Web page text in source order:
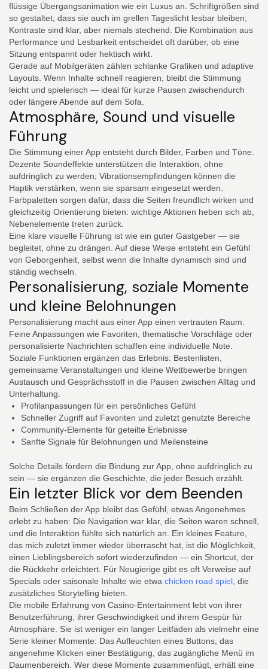
flüssige Übergangsanimation wie ein Luxus an. Schriftgrößen sind
so gestaltet, dass sie auch im grellen Tageslicht lesbar bleiben;
Kontraste sind klar, aber niemals stechend. Die Kombination aus
Performance und Lesbarkeit entscheidet oft darüber, ob eine
Sitzung entspannt oder hektisch wirkt.
Gerade auf Mobilgeräten zählen schlanke Grafiken und adaptive
Layouts. Wenn Inhalte schnell reagieren, bleibt die Stimmung
leicht und spielerisch — ideal für kurze Pausen zwischendurch
oder längere Abende auf dem Sofa.
Atmosphäre, Sound und visuelle
Führung
Die Stimmung einer App entsteht durch Bilder, Farben und Töne.
Dezente Soundeffekte unterstützen die Interaktion, ohne
aufdringlich zu werden; Vibrationsempfindungen können die
Haptik verstärken, wenn sie sparsam eingesetzt werden.
Farbpaletten sorgen dafür, dass die Seiten freundlich wirken und
gleichzeitig Orientierung bieten: wichtige Aktionen heben sich ab,
Nebenelemente treten zurück.
Eine klare visuelle Führung ist wie ein guter Gastgeber — sie
begleitet, ohne zu drängen. Auf diese Weise entsteht ein Gefühl
von Geborgenheit, selbst wenn die Inhalte dynamisch sind und
ständig wechseln.
Personalisierung, soziale Momente
und kleine Belohnungen
Personalisierung macht aus einer App einen vertrauten Raum.
Feine Anpassungen wie Favoriten, thematische Vorschläge oder
personalisierte Nachrichten schaffen eine individuelle Note.
Soziale Funktionen ergänzen das Erlebnis: Bestenlisten,
gemeinsame Veranstaltungen und kleine Wettbewerbe bringen
Austausch und Gesprächsstoff in die Pausen zwischen Alltag und
Unterhaltung.
Profilanpassungen für ein persönliches Gefühl
Schneller Zugriff auf Favoriten und zuletzt genutzte Bereiche
Community-Elemente für geteilte Erlebnisse
Sanfte Signale für Belohnungen und Meilensteine
Solche Details fördern die Bindung zur App, ohne aufdringlich zu
sein — sie ergänzen die Geschichte, die jeder Besuch erzählt.
Ein letzter Blick vor dem Beenden
Beim Schließen der App bleibt das Gefühl, etwas Angenehmes
erlebt zu haben: Die Navigation war klar, die Seiten waren schnell,
und die Interaktion fühlte sich natürlich an. Ein kleines Feature,
das mich zuletzt immer wieder überrascht hat, ist die Möglichkeit,
einen Lieblingsbereich sofort wiederzufinden — ein Shortcut, der
die Rückkehr erleichtert. Für Neugierige gibt es oft Verweise auf
Specials oder saisonale Inhalte wie etwa chicken road spiel , die
zusätzliches Storytelling bieten.
Die mobile Erfahrung von Casino-Entertainment lebt von ihrer
Benutzerführung, ihrer Geschwindigkeit und ihrem Gespür für
Atmosphäre. Sie ist weniger ein langer Leitfaden als vielmehr eine
Serie kleiner Momente: Das Aufleuchten eines Buttons, das
angenehme Klicken einer Bestätigung, das zugängliche Menü im
Daumenbereich. Wer diese Momente zusammenfügt, erhält eine